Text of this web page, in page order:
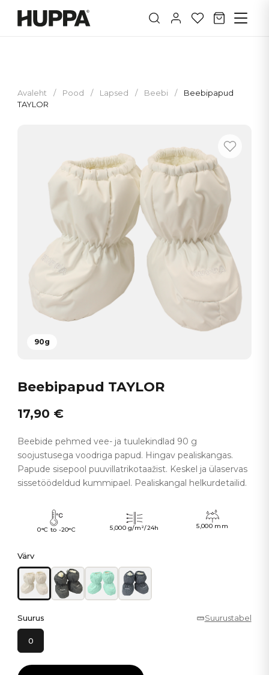
Avaleht / Pood / Lapsed / Beebi /
Beebipapud
TAYLOR
90g
Beebipapud TAYLOR
17,90 €
Beebide pehmed vee- ja tuulekindlad 90 g
soojustusega voodriga papud. Hingav pealiskangas.
Papude sisepool puuvillatrikotaažist. Keskel ja ülaservas
sissetöödeldud kummipael. Pealiskangal helkurdetailid.
0°C to -20°C 5,000 g/m²/24h 5,000 mm
Värv
Suurus Suurustabel
0